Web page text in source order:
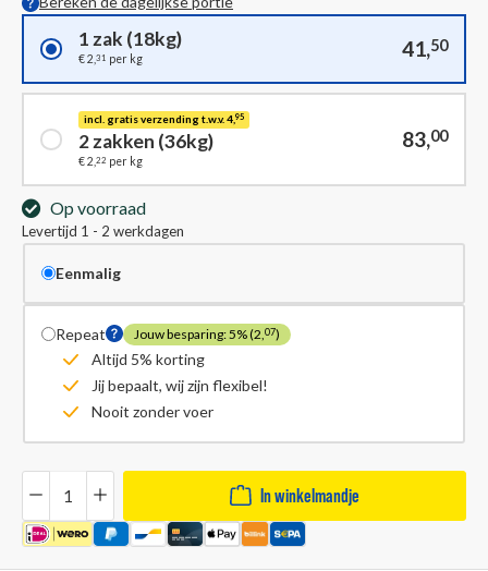
Op voorraad
Levertijd 1 - 2 werkdagen
1 zak (18kg)
€ 2,31 per kg 41,50
incl. gratis verzending t.w.v. 4,95
2 zakken (36kg)
€ 2,22 per kg
83,00
Eenmalig
Repeat Jouw besparing: 5% (2, 07)
Altijd 5% korting
Jij bepaalt, wij zijn flexibel!
Nooit zonder voer
In winkelmandje